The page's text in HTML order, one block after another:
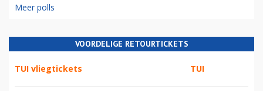
Meer polls
VOORDELIGE RETOURTICKETS
TUI vliegtickets TUI